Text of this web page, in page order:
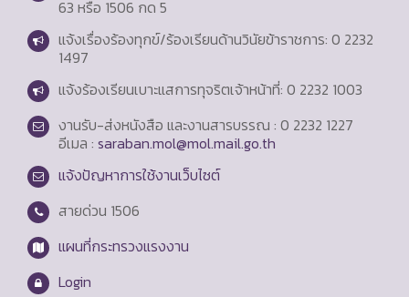
63 หรือ 1506 กด 5
แจ้งเรื่องร้องทุกข์/ร้องเรียนด้านวินัยข้าราชการ: 0 2232
1497
แจ้งร้องเรียนเบาะแสการทุจริตเจ้าหน้าที่: 0 2232 1003
งานรับ-ส่งหนังสือ และงานสารบรรณ : 0 2232 1227
อีเมล : saraban.mol@mol.mail.go.th
แจ้งปัญหาการใช้งานเว็บไซต์
สายด่วน 1506
แผนที่กระทรวงแรงงาน
Login